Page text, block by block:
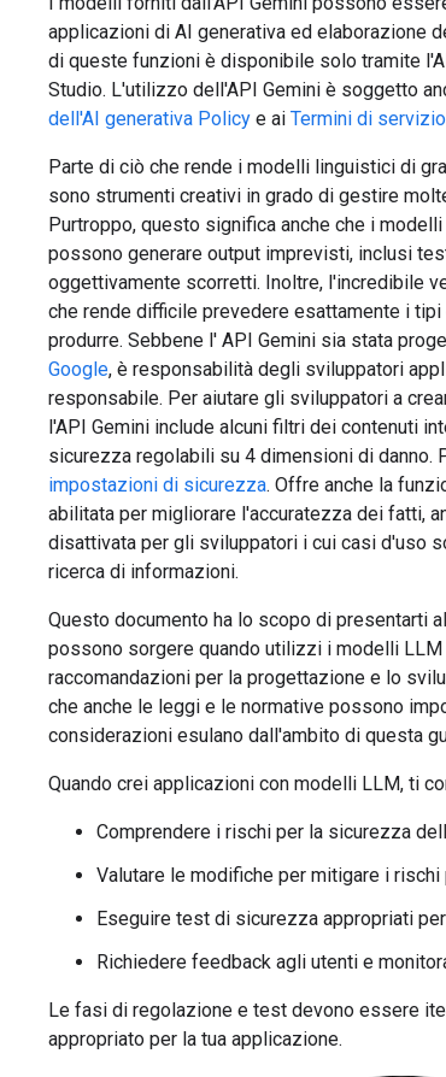
applicazioni di AI generativa ed elaborazione
di queste funzioni è disponibile solo tramite
Studio. L'utilizzo dell'API Gemini è soggetto
dell'AI generativa Policy e ai Termini di
Parte di ciò che rende i modelli linguistici di
sono strumenti creativi in grado di gestire
Purtroppo, questo significa anche che i
possono generare output imprevisti, inclusi
oggettivamente scorretti. Inoltre, l'incredibile
che rende difficile prevedere esattamente i
produrre. Sebbene l' API Gemini sia stata
Google, è responsabilità degli sviluppatori
responsabile. Per aiutare gli sviluppatori a
l'API Gemini include alcuni filtri dei contenuti
sicurezza regolabili su 4 dimensioni di danno.
impostazioni di sicurezza. Offre anche la
abilitata per migliorare l'accuratezza dei fatti,
disattivata per gli sviluppatori i cui casi d'uso
ricerca di informazioni.
Questo documento ha lo scopo di presentarti
possono sorgere quando utilizzi i modelli
raccomandazioni per la progettazione e lo
che anche le leggi e le normative possono
considerazioni esulano dall'ambito di questa
Quando crei applicazioni con modelli LLM, ti
Comprendere i rischi per la sicurezza
Valutare le modifiche per mitigare i
Eseguire test di sicurezza appropriati
Richiedere feedback agli utenti e
Le fasi di regolazione e test devono essere
appropriato per la tua applicazione.